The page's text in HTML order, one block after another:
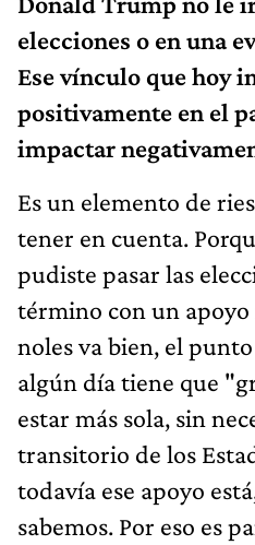
elecciones o en una
Ese vínculo que hoy
positivamente en el
impactar
Es un elemento de
tener en cuenta.
pudiste pasar las
término con un apoyo
noles va bien, el
algún día tiene que
estar más sola, sin
transitorio de los
todavía ese apoyo
sabemos. Por eso es